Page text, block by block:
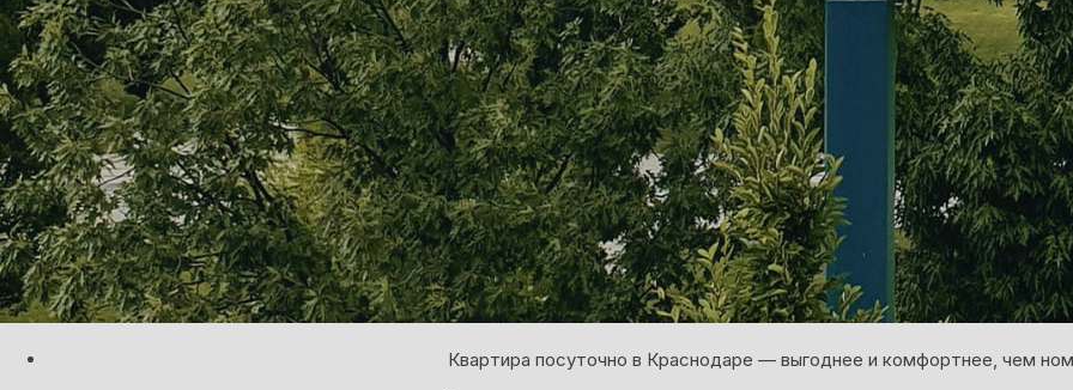
Квартира посуточно в Краснодаре — выгоднее и комфортнее, чем